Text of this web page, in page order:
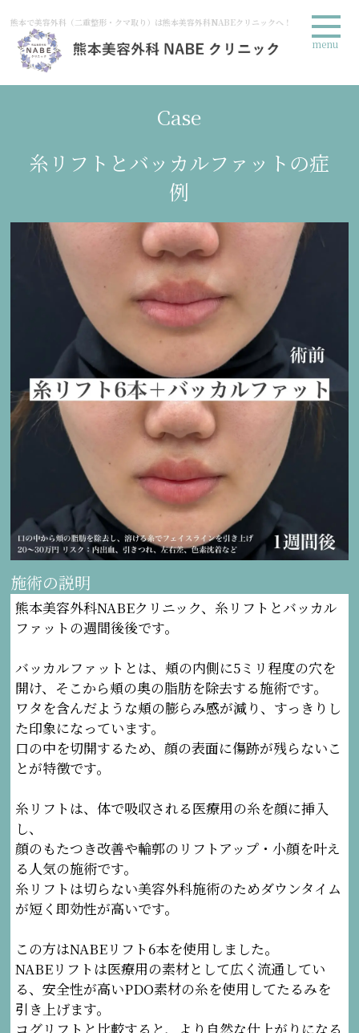
熊本で美容外科（二重整形・クマ取り）は熊本美容外科NABEクリニックへ！
Case
糸リフトとバッカルファットの症
例
施術の説明
熊本美容外科NABEクリニック、糸リフトとバッカル
ファットの週間後後です。
バッカルファットとは、頬の内側に5ミリ程度の穴を
開け、そこから頬の奥の脂肪を除去する施術です。
ワタを含んだような頬の膨らみ感が減り、すっきりし
た印象になっています。
口の中を切開するため、顔の表面に傷跡が残らないこ
とが特徴です。
糸リフトは、体で吸収される医療用の糸を顔に挿入
し、
顔のもたつき改善や輪郭のリフトアップ・小顔を叶え
る人気の施術です。
糸リフトは切らない美容外科施術のためダウンタイム
が短く即効性が高いです。
この方はNABEリフト6本を使用しました。
NABEリフトは医療用の素材として広く流通してい
る、安全性が高いPDO素材の糸を使用してたるみを
引き上げます。
コグリフトと比較すると、より自然な仕上がりになる
menu